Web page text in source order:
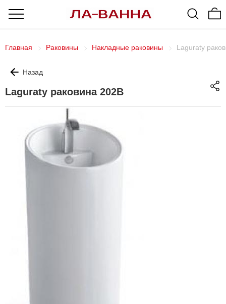
Главная Раковины Накладные раковины Laguraty
Назад
Laguraty раковина 202B